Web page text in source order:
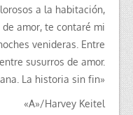
a la habitación,
amor, te contaré mi
venideras. Entre
susurros de amor.
La historia sin fin»
«A»/Harvey Keitel